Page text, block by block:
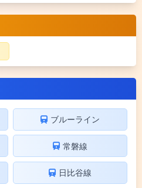
ブルーライン
常磐線
日比谷線